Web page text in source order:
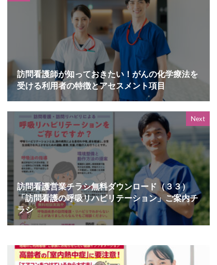
訪問看護師が知っておきたい！がんの化学療法を
受ける利用者の特徴とアセスメント項目
Next
訪問看護営業チラシ無料ダウンロード（３３）
「訪問看護の呼吸リハビリテーション」ご案内チ
ラシ